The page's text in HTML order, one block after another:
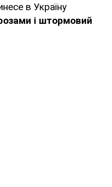
в Україну
і штормовий